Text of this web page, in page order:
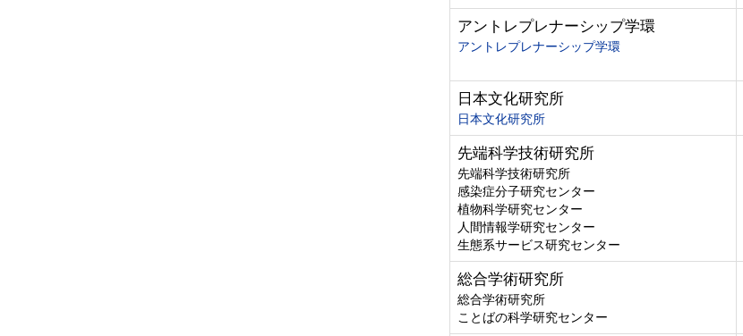
アントレプレナーシップ学環
アントレプレナーシップ学環
日本文化研究所
日本文化研究所
先端科学技術研究所
先端科学技術研究所
感染症分子研究センター
植物科学研究センター
人間情報学研究センター
生態系サービス研究センター
総合学術研究所
総合学術研究所
ことばの科学研究センター